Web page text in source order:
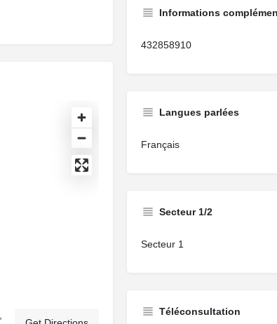
Informations
432858910
Langues parlées
Français
Secteur 1/2
Secteur 1
Téléconsultation